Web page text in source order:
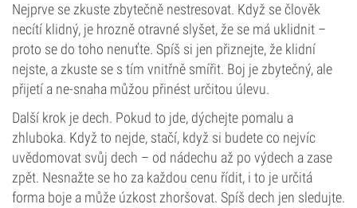
Nejprve se zkuste zbytečně nestresovat. Když se člověk
necítí klidný, je hrozně otravné slyšet, že se má uklidnit –
proto se do toho nenuťte. Spíš si jen přiznejte, že klidní
nejste, a zkuste se s tím vnitřně smířit. Boj je zbytečný, ale
přijetí a ne-snaha můžou přinést určitou úlevu.
Další krok je dech. Pokud to jde, dýchejte pomalu a
zhluboka. Když to nejde, stačí, když si budete co nejvíc
uvědomovat svůj dech – od nádechu až po výdech a zase
zpět. Nesnažte se ho za každou cenu řídit, i to je určitá
forma boje a může úzkost zhoršovat. Spíš dech jen sledujte.